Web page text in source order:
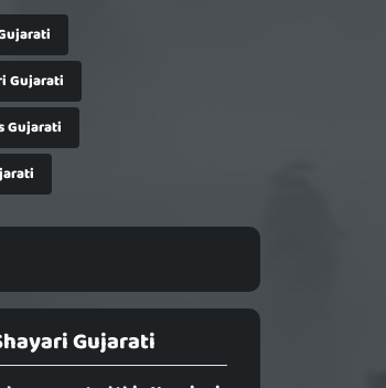
Gujarati
Gujarati
Gujarati